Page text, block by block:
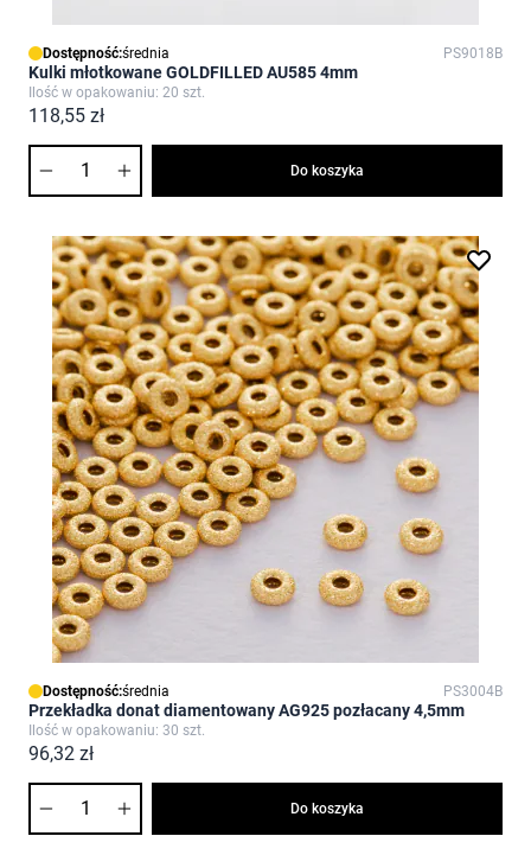
Dostępność:średnia PS9018B
Kulki młotkowane GOLDFILLED AU585 4mm
Ilość w opakowaniu: 20 szt.
118,55 zł
Do koszyka
Dostępność:średnia PS3004B
Przekładka donat diamentowany AG925 pozłacany 4,5mm
Ilość w opakowaniu: 30 szt.
96,32 zł
Do koszyka